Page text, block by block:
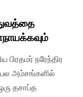
பிரதமர் நரேந்திர
அம்சங்களில்
தசாப்த